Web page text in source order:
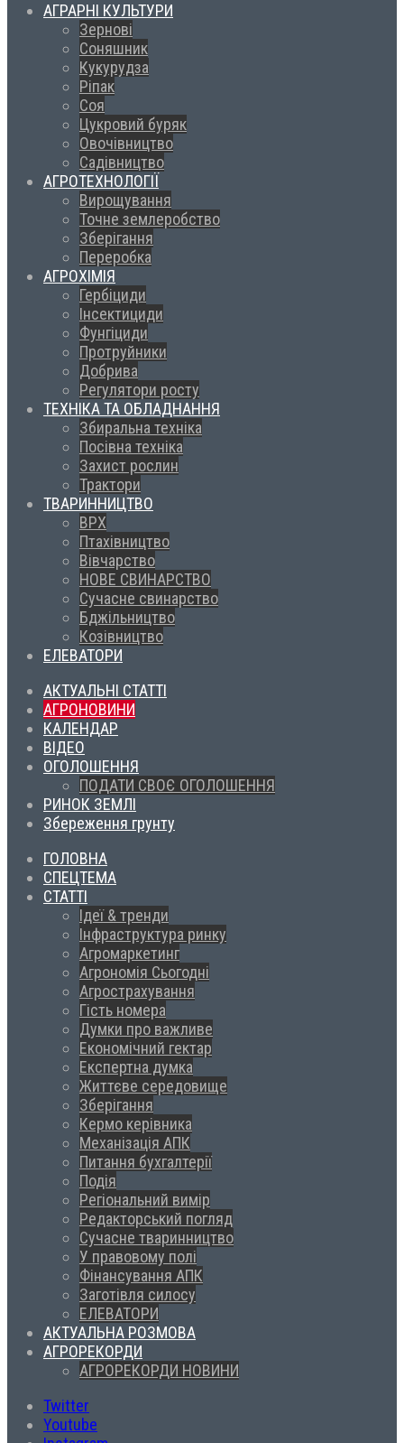
АГРАРНІ КУЛЬТУРИ
Зернові
Соняшник
Кукурудза
Ріпак
Соя
Цукровий буряк
Овочівництво
Садівництво
АГРОТЕХНОЛОГІЇ
Вирощування
Точне землеробство
Зберігання
Переробка
АГРОХІМІЯ
Гербіциди
Інсектициди
Фунгіциди
Протруйники
Добрива
Регулятори росту
ТЕХНІКА ТА ОБЛАДНАННЯ
Збиральна техніка
Посівна техніка
Захист рослин
Трактори
ТВАРИННИЦТВО
ВРХ
Птахівництво
Вівчарство
НОВЕ СВИНАРСТВО
Сучасне свинарство
Бджільництво
Козівництво
ЕЛЕВАТОРИ
АКТУАЛЬНІ СТАТТІ
АГРОНОВИНИ
КАЛЕНДАР
ВІДЕО
ОГОЛОШЕННЯ
ПОДАТИ СВОЄ ОГОЛОШЕННЯ
РИНОК ЗЕМЛІ
Збереження грунту
ГОЛОВНА
СПЕЦТЕМА
СТАТТІ
Ідеї & тренди
Інфраструктура ринку
Агромаркетинг
Агрономія Сьогодні
Агрострахування
Гість номера
Думки про важливе
Економічний гектар
Експертна думка
Життєве середовище
Зберігання
Кермо керівника
Механізація АПК
Питання бухгалтерії
Подія
Регіональний вимір
Редакторський погляд
Сучасне тваринництво
У правовому полі
Фінансування АПК
Заготівля силосу
ЕЛЕВАТОРИ
АКТУАЛЬНА РОЗМОВА
АГРОРЕКОРДИ
АГРОРЕКОРДИ НОВИНИ
Twitter
Youtube